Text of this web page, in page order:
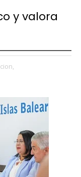
y valora